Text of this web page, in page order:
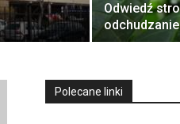
Odwiedź
Polecane linki